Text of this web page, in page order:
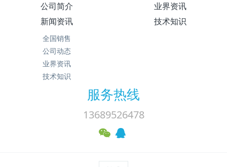
公司简介
业界资讯
新闻资讯
全国销售
公司动态
业界资讯
技术知识
技术知识
服务热线
13689526478